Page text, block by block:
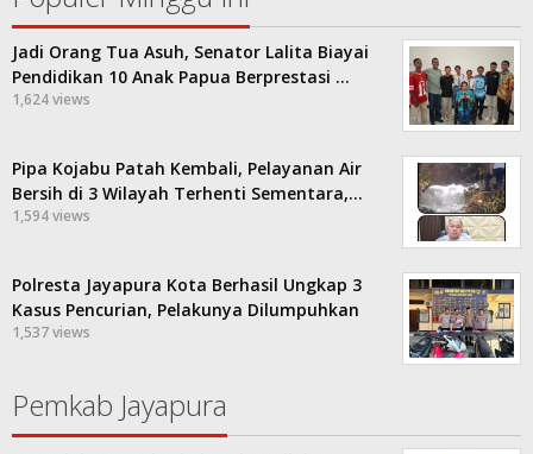
Jadi Orang Tua Asuh, Senator Lalita Biayai
Pendidikan 10 Anak Papua Berprestasi …
1,624 views
Pipa Kojabu Patah Kembali, Pelayanan Air
Bersih di 3 Wilayah Terhenti Sementara,…
1,594 views
Polresta Jayapura Kota Berhasil Ungkap 3
Kasus Pencurian, Pelakunya Dilumpuhkan
1,537 views
Pemkab Jayapura